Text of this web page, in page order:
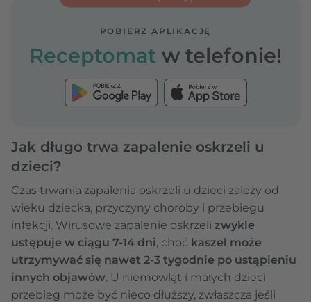
POBIERZ APLIKACJĘ
Receptomat w telefonie!
Jak długo trwa zapalenie oskrzeli u
dzieci?
Czas trwania zapalenia oskrzeli u dzieci zależy od
wieku dziecka, przyczyny choroby i przebiegu
infekcji. Wirusowe zapalenie oskrzeli zwykle
ustępuje w ciągu 7-14 dni, choć kaszel może
utrzymywać się nawet 2-3 tygodnie po ustąpieniu
innych objawów. U niemowląt i małych dzieci
przebieg może być nieco dłuższy, zwłaszcza jeśli